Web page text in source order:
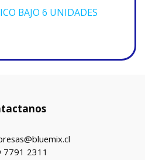
BAJO 6 UNIDADES
7791 2311